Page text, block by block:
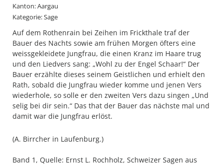
Kanton: Aargau
Kategorie: Sage
Auf dem Rothenrain bei Zeihen im Frickthale traf der
Bauer des Nachts sowie am frühen Morgen öfters eine
weissgekleidete Jungfrau, die einen Kranz im Haare trug
und den Liedvers sang: „Wohl zu der Engel Schaar!“ Der
Bauer erzählte dieses seinem Geistlichen und erhielt den
Rath, sobald die Jungfrau wieder komme und jenen Vers
wiederhole, so solle er den zweiten Vers dazu singen „Und
selig bei dir sein.“ Das that der Bauer das nächste mal und
damit war die Jungfrau erlöst.
(A. Birrcher in Laufenburg.)
Band 1, Quelle: Ernst L. Rochholz, Schweizer Sagen aus